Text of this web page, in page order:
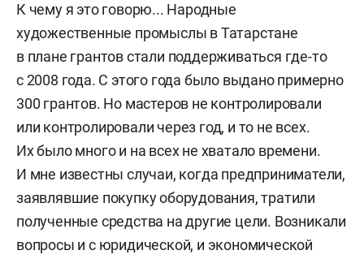
К чему я это говорю... Народные
художественные промыслы в Татарстане
в плане грантов стали поддерживаться где-то
с 2008 года. С этого года было выдано примерно
300 грантов. Но мастеров не контролировали
или контролировали через год, и то не всех.
Их было много и на всех не хватало времени.
И мне известны случаи, когда предприниматели,
заявлявшие покупку оборудования, тратили
полученные средства на другие цели. Возникали
вопросы и с юридической, и экономической